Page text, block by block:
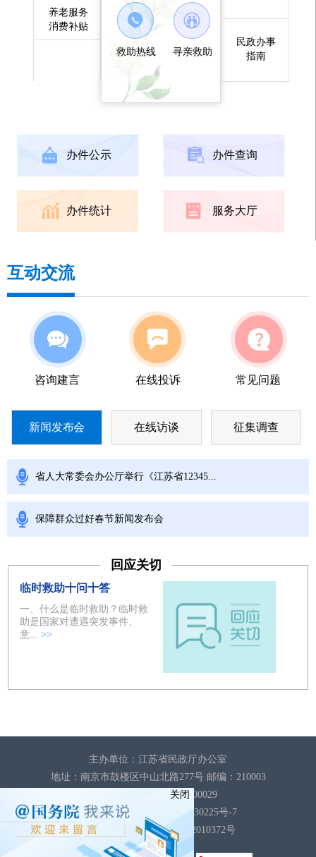
养老服务
消费补贴
救助热线 寻亲救助
民政办事
指南
办件公示 办件查询
办件统计 服务大厅
互动交流
咨询建言 在线投诉 常见问题
新闻发布会 在线访谈 征集调查
省人大常委会办公厅举行《江苏省12345...
保障群众过好春节新闻发布会
回应关切
临时救助十问十答
一、什么是临时救助？临时救
助是国家对遭遇突发事件、
意...>>
关闭
主办单位：江苏省民政厅办公室
地址：南京市鼓楼区中山北路277号 邮编：210003
政府网站标识：3200000029
ICP备案序号：苏ICP备09030225号-7
苏公网安备：32010602010372号